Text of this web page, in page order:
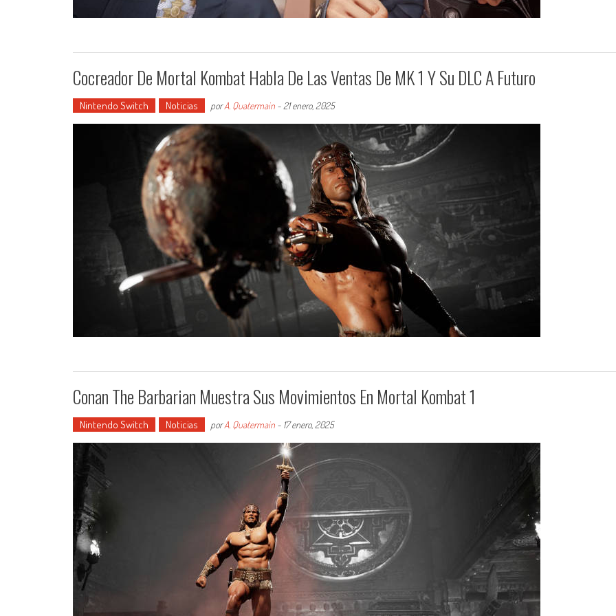
Cocreador De Mortal Kombat Habla De Las Ventas De MK 1 Y Su DLC A Futuro
Nintendo Switch Noticias porA. Quatermain - 21 enero, 2025
Conan The Barbarian Muestra Sus Movimientos En Mortal Kombat 1
Nintendo Switch Noticias porA. Quatermain - 17 enero, 2025